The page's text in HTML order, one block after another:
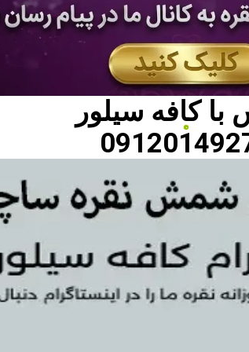
باکافه سیلور